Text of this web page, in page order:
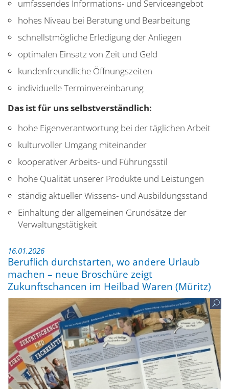
umfassendes Informations- und Serviceangebot
hohes Niveau bei Beratung und Bearbeitung
schnellstmögliche Erledigung der Anliegen
optimalen Einsatz von Zeit und Geld
kundenfreundliche Öffnungszeiten
individuelle Terminvereinbarung
Das ist für uns selbstverständlich:
hohe Eigenverantwortung bei der täglichen Arbeit
kulturvoller Umgang miteinander
kooperativer Arbeits- und Führungsstil
hohe Qualität unserer Produkte und Leistungen
ständig aktueller Wissens- und Ausbildungsstand
Einhaltung der allgemeinen Grundsätze der
Verwaltungstätigkeit
16.01.2026
Beruflich durchstarten, wo andere Urlaub
machen – neue Broschüre zeigt
Zukunftschancen im Heilbad Waren (Müritz)